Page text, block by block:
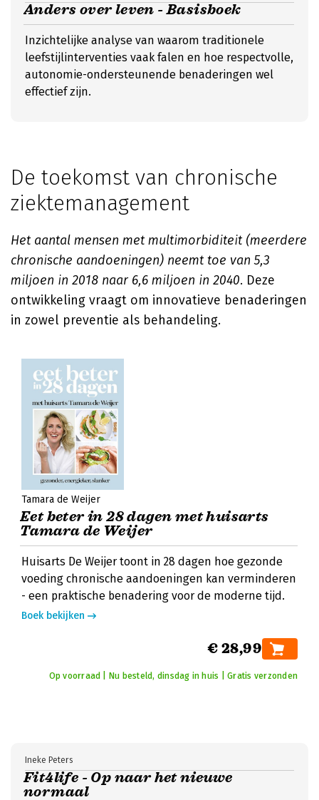
Anders over leven - Basisboek
Inzichtelijke analyse van waarom traditionele
leefstijlinterventies vaak falen en hoe respectvolle,
autonomie-ondersteunende benaderingen wel
effectief zijn.
De toekomst van chronische
ziektemanagement
Het aantal mensen met multimorbiditeit (meerdere
chronische aandoeningen) neemt toe van 5,3
miljoen in 2018 naar 6,6 miljoen in 2040. Deze
ontwikkeling vraagt om innovatieve benaderingen
in zowel preventie als behandeling.
Tamara de Weijer
Eet beter in 28 dagen met huisarts
Tamara de Weijer
Huisarts De Weijer toont in 28 dagen hoe gezonde
voeding chronische aandoeningen kan verminderen
- een praktische benadering voor de moderne tijd.
Boek bekijken
€ 28,99
Op voorraad | Nu besteld, dinsdag in huis | Gratis verzonden
Fit4life - Op naar het nieuwe
normaal
Ineke Peters